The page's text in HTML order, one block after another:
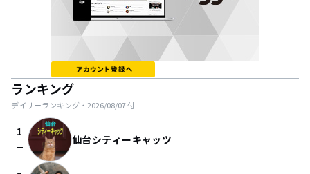
ランキング
デイリーランキング・ 2026/08/07付
1
check_indeterminate_small 仙台シティーキャッツ